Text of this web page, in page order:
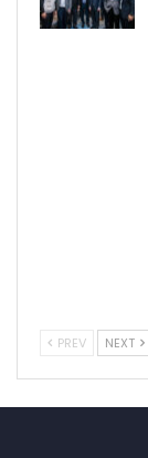
PREV NEXT